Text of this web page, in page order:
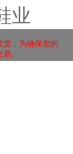
业
货，为确保您的
。